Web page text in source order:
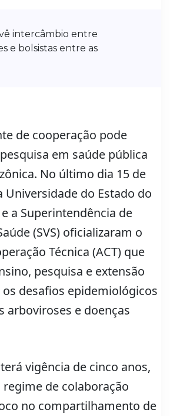
intercâmbio entre
e bolsistas entre as
de cooperação pode
em saúde pública
No último dia 15 de
Universidade do Estado do
a Superintendência de
(SVS) oficializaram o
Técnica (ACT) que
pesquisa e extensão
desafios epidemiológicos
arboviroses e doenças
vigência de cinco anos,
de colaboração
no compartilhamento de